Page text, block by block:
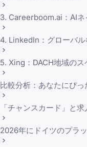
3. Careerboom.ai：AIネ
4. LinkedIn：グローバ
5. Xing：DACH地域のス
比較分析：あなたにぴ
「チャンスカード」と
2026年にドイツのプラ